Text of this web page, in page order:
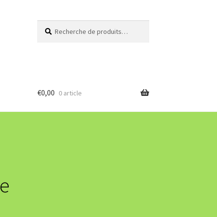
pour :
€0,00 0 article